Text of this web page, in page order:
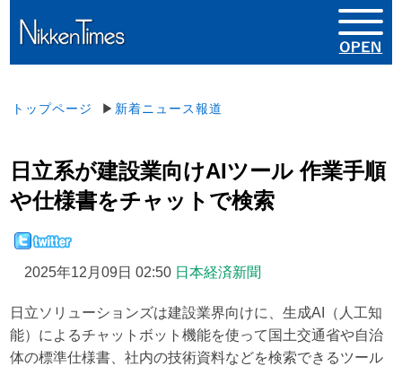
トップページ ▶ 新着ニュース報道
日立系が建設業向けAIツール 作業手順
や仕様書をチャットで検索
2025年12月09日 02:50 日本経済新聞
日立ソリューションズは建設業界向けに、生成AI（人工知
能）によるチャットボット機能を使って国土交通省や自治
体の標準仕様書、社内の技術資料などを検索できるツール